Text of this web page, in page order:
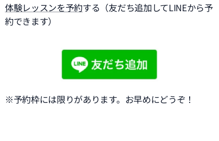
体験レッスンを予約する（友だち追加してLINEから予
約できます）
※予約枠には限りがあります。お早めにどうぞ！